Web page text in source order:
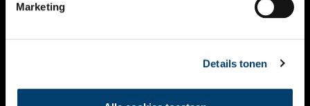
Marketing
Details tonen
VIDEO’S
CONTACT